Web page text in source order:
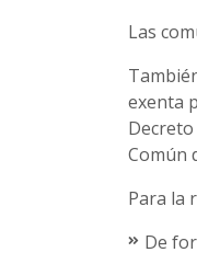
Las
exenta
Común
Para la
De